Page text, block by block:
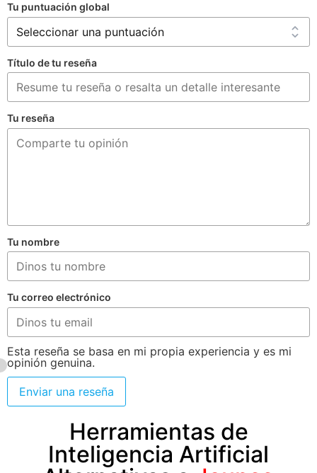
Tu puntuación global
Título de tu reseña
Tu reseña
Tu nombre
Tu correo electrónico
Esta reseña se basa en mi propia experiencia y es mi
opinión genuina.
Enviar una reseña
Herramientas de
Inteligencia Artificial